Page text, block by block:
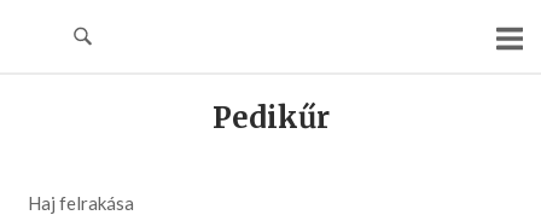
Pedikűr
Haj felrakása